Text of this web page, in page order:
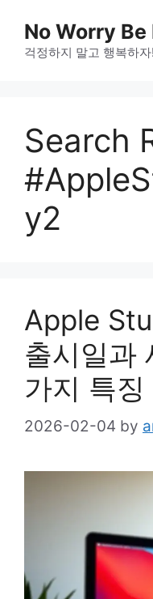
content
No Worry
걱정하지 말고 행복하자!
Search
y2
Apple
출시일과
가지 특징
2026-02-04 by